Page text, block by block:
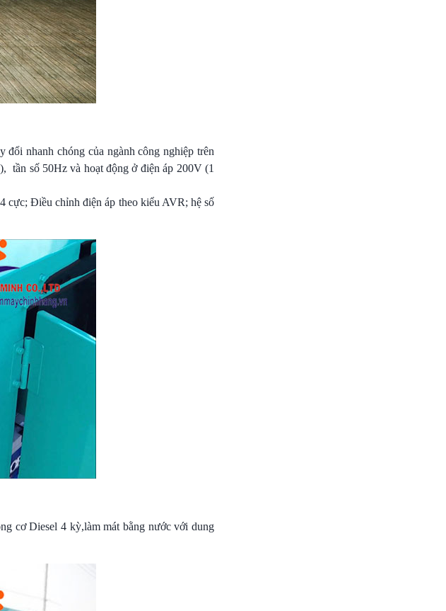
nhanh chóng của ngành công nghiệp trên
tần số 50Hz và hoạt động ở điện áp 200V (1
Điều chỉnh điện áp theo kiểu AVR; hệ số
cơ Diesel 4 kỳ,làm mát bằng nước với dung